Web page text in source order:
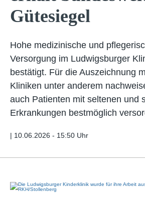
Gütesiegel
Hohe medizinische und
Versorgung im Ludwigsburger
bestätigt. Für die Auszeichnung
Kliniken unter anderem
auch Patienten mit seltenen und
Erkrankungen bestmöglich
| 10.06.2026 - 15:50 Uhr